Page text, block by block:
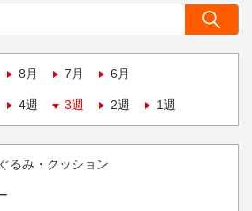
8月 7月 6月
4週 3週 2週 1週
るみ・クッション